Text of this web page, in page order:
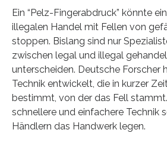
Ein “Pelz-Fingerabdruck” könnte
illegalen Handel mit Fellen von
stoppen. Bislang sind nur
zwischen legal und illegal
unterscheiden. Deutsche Forscher
Technik entwickelt, die in kurzer
bestimmt, von der das Fell
schnellere und einfachere Technik
Händlern das Handwerk legen.